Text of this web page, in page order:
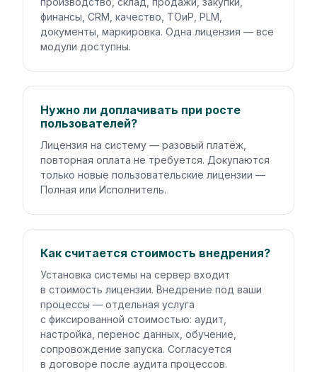
финансы, CRM, качество, ТОиР, PLM,
документы, маркировка. Одна лицензия — все
модули доступны.
Нужно ли доплачивать при росте
пользователей?
Лицензия на систему — разовый платёж,
повторная оплата не требуется. Докупаются
только новые пользовательские лицензии —
Полная или Исполнитель.
Как считается стоимость внедрения?
Установка системы на сервер входит
в стоимость лицензии. Внедрение под ваши
процессы — отдельная услуга
с фиксированной стоимостью: аудит,
настройка, перенос данных, обучение,
сопровождение запуска. Согласуется
в договоре после аудита процессов.